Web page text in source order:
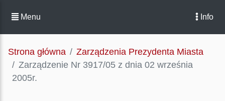
Menu Info
Strona główna
Zarządzenia Prezydenta Miasta
Zarządzenie Nr 3917/05 z dnia 02 września
2005r.